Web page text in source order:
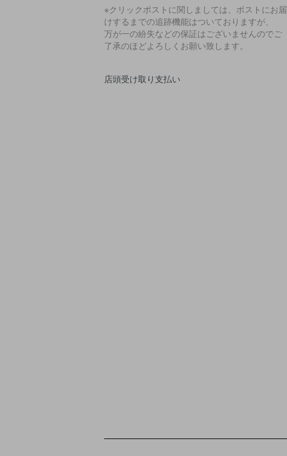
※クリックポストに関しましては、ポストにお届
けするまでの追跡機能はついておりますが、
万が一の紛失などの保証はございませんのでご
了承のほどよろしくお願い致します。
店頭受け取り支払い